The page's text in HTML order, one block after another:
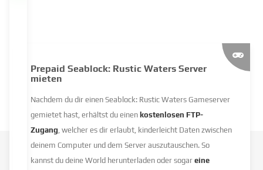
Prepaid Seablock: Rustic Waters Server
mieten
Nachdem du dir einen Seablock: Rustic Waters Gameserver
gemietet hast, erhältst du einenkostenlosen FTP-
Zugang , welcher es dir erlaubt, kinderleicht Daten zwischen
deinem Computer und dem Server auszutauschen. So
kannst du deine World herunterladen oder sogareine